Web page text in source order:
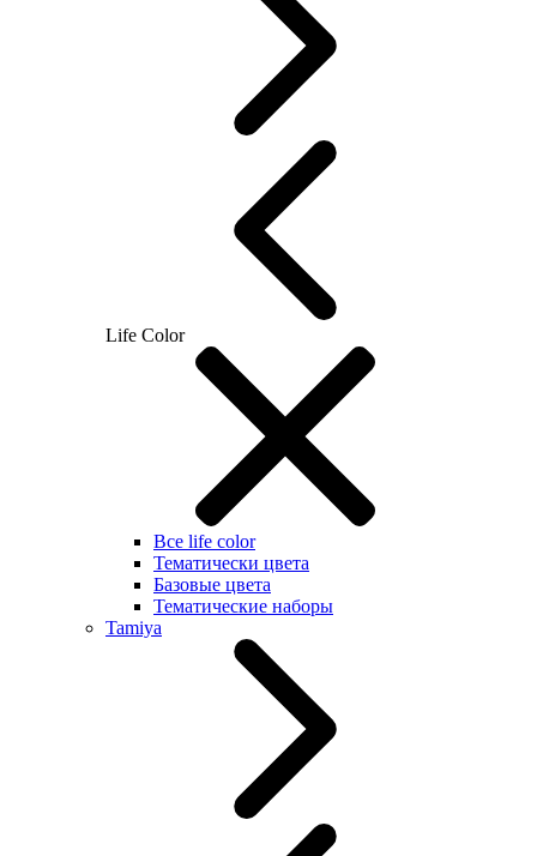
Life Color
Все life color
Тематически цвета
Базовые цвета
Тематические наборы
Tamiya